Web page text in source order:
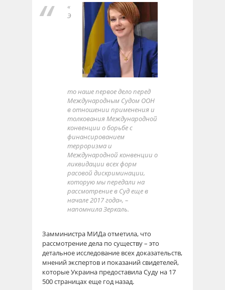
«
Э
то наше первое дело перед
Международным Судом ООН
в отношении применения и
толкования Международной
конвенции о борьбе с
финансированием
терроризма и
Международной конвенции о
ликвидации всех форм
расовой дискриминации,
которую мы передали на
рассмотрение в Суд еще в
начале 2017 года», –
напомнила Зеркаль.
Замминистра МИДа отметила, что
рассмотрение дела по существу – это
детальное исследование всех доказательств,
мнений экспертов и показаний свидетелей,
которые Украина предоставила Суду на 17
500 страницах еще год назад.